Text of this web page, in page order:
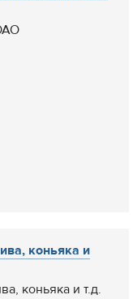
коньяка и
коньяка и т.д.